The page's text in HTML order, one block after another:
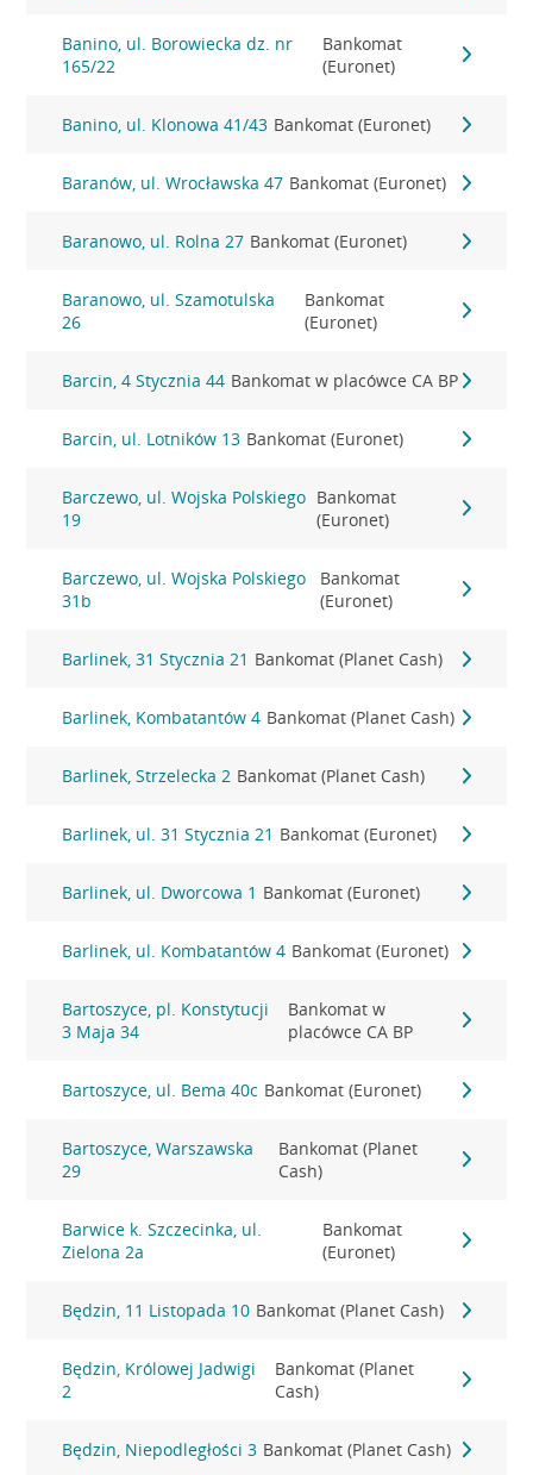
Banino, ul. Borowiecka dz. nr
165/22
Bankomat
(Euronet)
Banino, ul. Klonowa 41/43 Bankomat (Euronet)
Baranów, ul. Wrocławska 47 Bankomat (Euronet)
Baranowo, ul. Rolna 27 Bankomat (Euronet)
Baranowo, ul. Szamotulska
26
Bankomat
(Euronet)
Barcin, 4 Stycznia 44 Bankomat w placówce CA BP
Barcin, ul. Lotników 13 Bankomat (Euronet)
Barczewo, ul. Wojska Polskiego
19
Bankomat
(Euronet)
Barczewo, ul. Wojska Polskiego
31b
Bankomat
(Euronet)
Barlinek, 31 Stycznia 21 Bankomat (Planet Cash)
Barlinek, Kombatantów 4 Bankomat (Planet Cash)
Barlinek, Strzelecka 2 Bankomat (Planet Cash)
Barlinek, ul. 31 Stycznia 21 Bankomat (Euronet)
Barlinek, ul. Dworcowa 1 Bankomat (Euronet)
Barlinek, ul. Kombatantów 4 Bankomat (Euronet)
Bartoszyce, pl. Konstytucji
3 Maja 34
Bankomat w
placówce CA BP
Bartoszyce, ul. Bema 40c Bankomat (Euronet)
Bartoszyce, Warszawska
29
Bankomat (Planet
Cash)
Barwice k. Szczecinka, ul.
Zielona 2a
Bankomat
(Euronet)
Będzin, 11 Listopada 10 Bankomat (Planet Cash)
Będzin, Królowej Jadwigi
2
Bankomat (Planet
Cash)
Będzin, Niepodległości 3 Bankomat (Planet Cash)